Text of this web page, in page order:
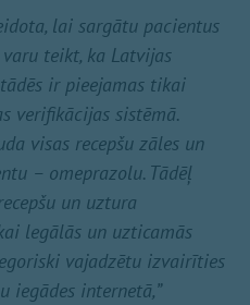
lai sargātu pacientus
teikt, ka Latvijas
ir pieejamas tikai
verifikācijas sistēmā.
visas recepšu zāles un
– omeprazolu. Tādēļ
un uztura
legālās un uzticamās
vajadzētu izvairīties
iegādes internetā,”